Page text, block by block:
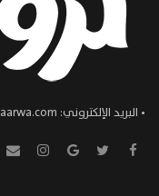
• البريد الإلكتروني: